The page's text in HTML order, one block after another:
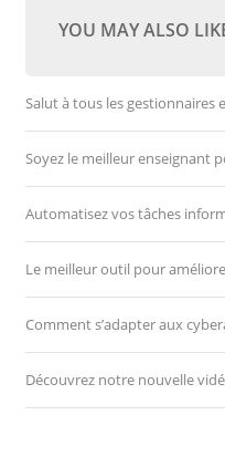
YOU MAY ALSO
Salut à tous les gestionnaires
Soyez le meilleur enseignant
Automatisez vos tâches
Le meilleur outil pour
Comment s’adapter aux
Découvrez notre nouvelle